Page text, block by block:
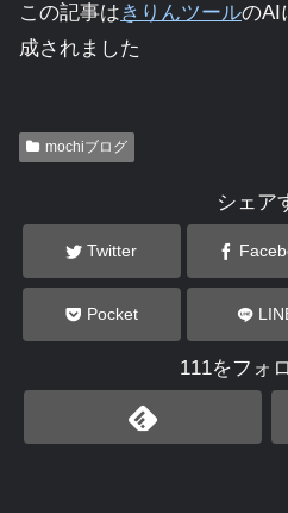
この記事はきりんツールのAI
成されました
mochiブログ
シェア
Twitter
Pocket
111をフォ